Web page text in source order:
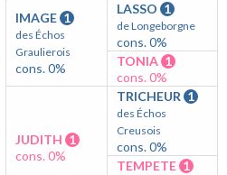
IMAGE 1
des Échos
Graulierois
cons. 0%
LASSO 1
de Longeborgne
cons. 0%
TONIA 1
cons. 0%
JUDITH 1
cons. 0%
TRICHEUR 1
des Échos
Creusois
cons. 0%
TEMPETE 1